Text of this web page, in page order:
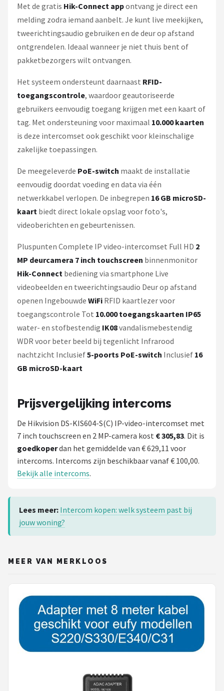
Met de gratis Hik-Connect appontvang je direct een
melding zodra iemand aanbelt. Je kunt live meekijken,
tweerichtingsaudio gebruiken en de deur op afstand
ontgrendelen. Ideaal wanneer je niet thuis bent of
pakketbezorgers wilt ontvangen.
Het systeem ondersteunt daarnaast RFID-
toegangscontrole, waardoor geautoriseerde
gebruikers eenvoudig toegang krijgen met een kaart of
tag. Met ondersteuning voor maximaal 10.000 kaarten
is deze intercomset ook geschikt voor kleinschalige
zakelijke toepassingen.
De meegeleverde PoE-switch maakt de installatie
eenvoudig doordat voeding en data via één
netwerkkabel verlopen. De inbegrepen 16 GB microSD-
kaart biedt direct lokale opslag voor foto's,
videoberichten en gebeurtenissen.
Pluspunten Complete IP video-intercomset Full HD 2
MP deurcamera 7 inch touchscreen binnenmonitor
Hik-Connect bediening via smartphone Live
videobeelden en tweerichtingsaudio Deur op afstand
openen Ingebouwde WiFi RFID kaartlezer voor
toegangscontrole Tot 10.000 toegangskaarten IP65
water- en stofbestendig IK08vandalismebestendig
WDR voor beter beeld bij tegenlicht Infrarood
nachtzicht Inclusief5-poorts PoE-switch Inclusief 16
GB microSD-kaart
Prijsvergelijking intercoms
De Hikvision DS-KIS604-S(C) IP-video-intercomset met
7 inch touchscreen en 2 MP-camera kost € 305,83. Dit is
goedkoperdan het gemiddelde van € 629,11 voor
intercoms. Intercoms zijn beschikbaar vanaf € 100,00.
Bekijk alle intercoms.
Lees meer: Intercom kopen: welk systeem past bij
jouw woning?
MEER VAN MERKLOOS